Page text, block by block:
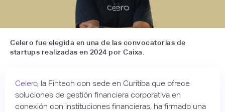
Celero fue elegida en una de las convocatorias de
startups realizadas en 2024 por Caixa.
Celero, la Fintech con sede en Curitiba que ofrece
soluciones de gestión financiera corporativa en
conexión con instituciones financieras, ha firmado una